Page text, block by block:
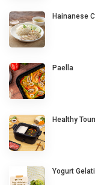
Hainanese
Paella
Healthy
Yogurt